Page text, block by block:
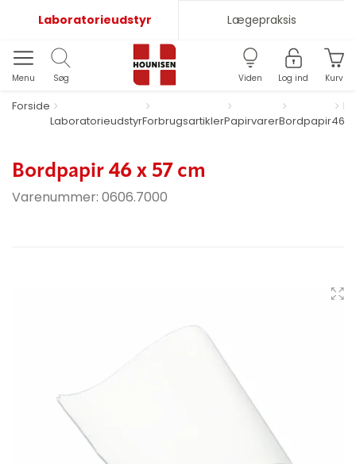
Laboratorieudstyr Lægepraksis
Menu Søg Viden Log ind Kurv
Forside
LaboratorieudstyrForbrugsartiklerPapirvarerBordpapir46 x
Bordpapir 46 x 57 cm
Varenummer: 0606.7000